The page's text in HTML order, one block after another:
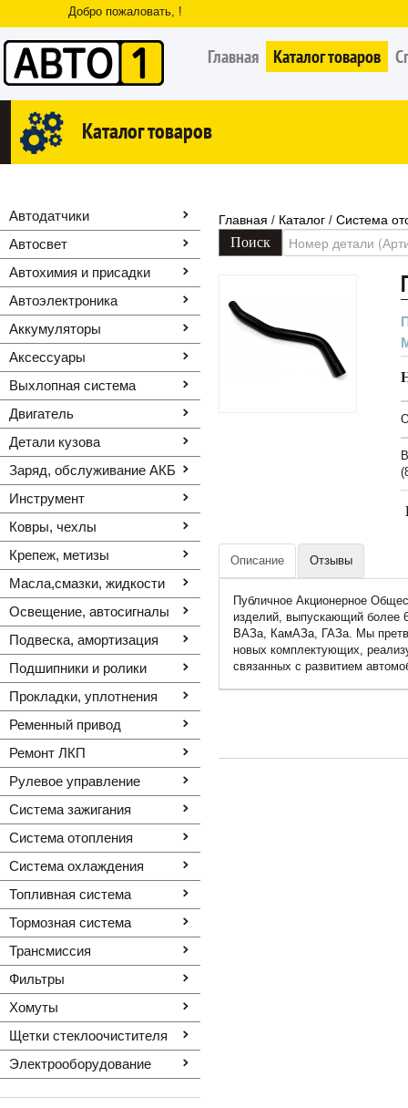
Добро пожаловать, !
Главная Каталог товаров
Каталог товаров
Автодатчики
Автосвет
Автохимия и присадки
Автоэлектроника
Аккумуляторы
Аксессуары
Выхлопная система
Двигатель
Детали кузова
Заряд, обслуживание АКБ
Инструмент
Ковры, чехлы
Крепеж, метизы
Масла,смазки, жидкости
Освещение, автоcигналы
Подвеска, амортизация
Подшипники и ролики
Прокладки, уплотнения
Ременный привод
Ремонт ЛКП
Рулевое управление
Система зажигания
Система отопления
Система охлаждения
Топливная система
Тормозная система
Трансмиссия
Фильтры
Хомуты
Щетки стеклоочистителя
Электрооборудование
Главная / Каталог / Система
Описание Отзывы
Публичное Акционерное
изделий, выпускающий более
ВАЗа, КамАЗа, ГАЗа. Мы
новых комплектующих,
связанных с развитием